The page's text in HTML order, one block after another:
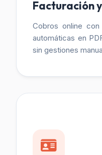
Facturación
Cobros online
automáticas en
sin gestiones